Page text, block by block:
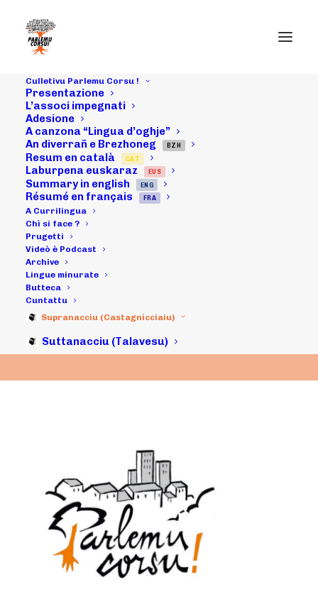
Culletivu Parlemu Corsu !
Presentazione
L’associ impegnati
Adesione
A canzona “Lingua d’oghje”
An diverrañ e Brezhoneg
BZH
Resum en català CAT
Laburpena euskaraz EUS
Summary in english ENG
Résumé en français FRA
A Currilingua
Chì si face ?
Prugetti
Videò è Podcast
Archive
Lingue minurate
Butteca
Cuntattu
Supranacciu (Castagnicciaiu)
Suttanacciu (Talavesu)
Cuntribuzioni à
u COPIL
20/04/2026